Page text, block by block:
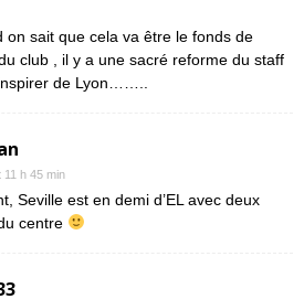
on sait que cela va être le fonds de
club , il y a une sacré reforme du staff
de Lyon……..
11 h 45 min
Seville est en demi d’EL avec deux
centre